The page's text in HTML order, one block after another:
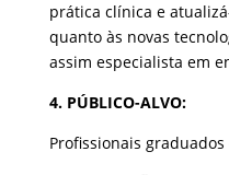
prática clínica e
quanto às novas
assim especialista em
4. PÚBLICO-ALVO:
Profissionais